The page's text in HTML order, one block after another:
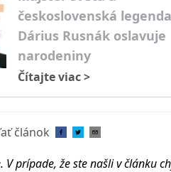
československá legenda
Dárius Rusnák oslavuje
narodeniny
Čítajte viac>
článok
V prípade, že ste našli v článku